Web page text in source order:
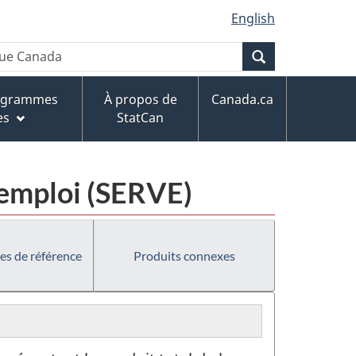
English
À propos de
StatCan
Canada.ca
(SERVE)
de référence Produits connexes